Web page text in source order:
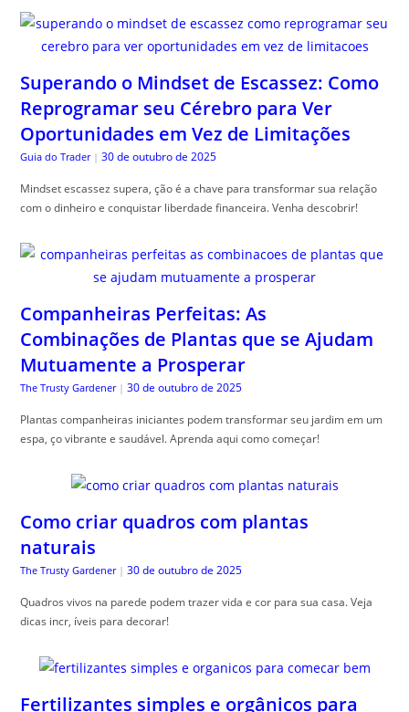
Superando o Mindset de Escassez: Como
Reprogramar seu Cérebro para Ver
Oportunidades em Vez de Limitações
Guia do Trader | 30 de outubro de 2025
Mindset escassez supera, ção é a chave para transformar sua relação
com o dinheiro e conquistar liberdade financeira. Venha descobrir!
Companheiras Perfeitas: As
Combinações de Plantas que se Ajudam
Mutuamente a Prosperar
The Trusty Gardener | 30 de outubro de 2025
Plantas companheiras iniciantes podem transformar seu jardim em um
espa, ço vibrante e saudável. Aprenda aqui como começar!
Como criar quadros com plantas
naturais
The Trusty Gardener | 30 de outubro de 2025
Quadros vivos na parede podem trazer vida e cor para sua casa. Veja
dicas incr, íveis para decorar!
Fertilizantes simples e orgânicos para